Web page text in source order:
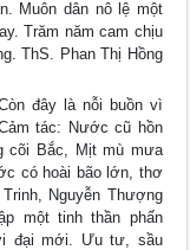
Muôn dân nô lệ một
Trăm năm cam chịu
ThS. Phan Thị Hồng
đây là nỗi buồn vì
tác: Nước cũ hồn
cõi Bắc, Mịt mù mưa
có hoài bão lớn, thơ
Nguyễn Thượng
một tinh thần phấn
đại mới. Ưu tư, sầu